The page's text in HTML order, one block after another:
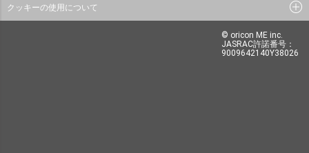
クッキーの使用について
© oricon ME inc.
JASRAC許諾番号：
9009642140Y38026